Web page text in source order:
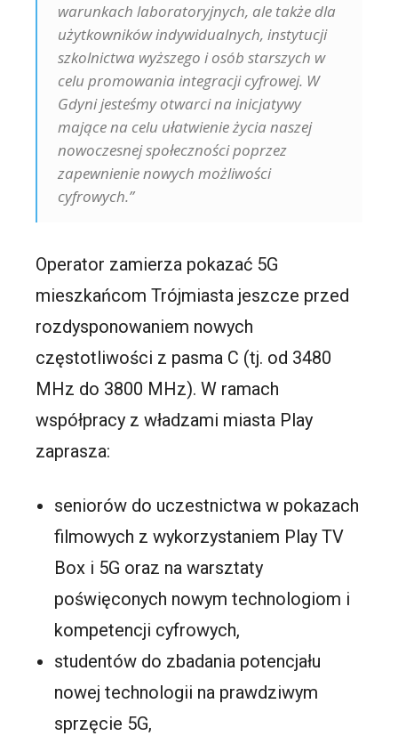
warunkach laboratoryjnych, ale także dla
użytkowników indywidualnych, instytucji
szkolnictwa wyższego i osób starszych w
celu promowania integracji cyfrowej. W
Gdyni jesteśmy otwarci na inicjatywy
mające na celu ułatwienie życia naszej
nowoczesnej społeczności poprzez
zapewnienie nowych możliwości
cyfrowych.”
Operator zamierza pokazać 5G
mieszkańcom Trójmiasta jeszcze przed
rozdysponowaniem nowych
częstotliwości z pasma C (tj. od 3480
MHz do 3800 MHz). W ramach
współpracy z władzami miasta Play
zaprasza:
seniorów do uczestnictwa w pokazach
filmowych z wykorzystaniem Play TV
Box i 5G oraz na warsztaty
poświęconych nowym technologiom i
kompetencji cyfrowych,
studentów do zbadania potencjału
nowej technologii na prawdziwym
sprzęcie 5G,